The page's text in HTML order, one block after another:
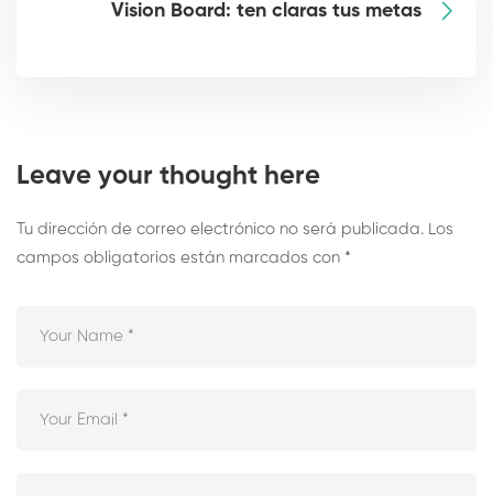
Vision Board: ten claras tus metas
Leave your thought here
Tu dirección de correo electrónico no será publicada. Los
campos obligatorios están marcados con *